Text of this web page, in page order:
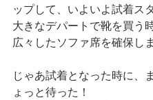
ップして、いよいよ試着ス
大きなデパートで靴を買う
広々したソファ席を確保し
じゃあ試着となった時に、
ょっと待った！